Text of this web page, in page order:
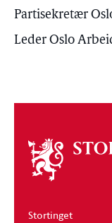
Partisekretær
Leder Oslo
Om
stortinget
Stortinget